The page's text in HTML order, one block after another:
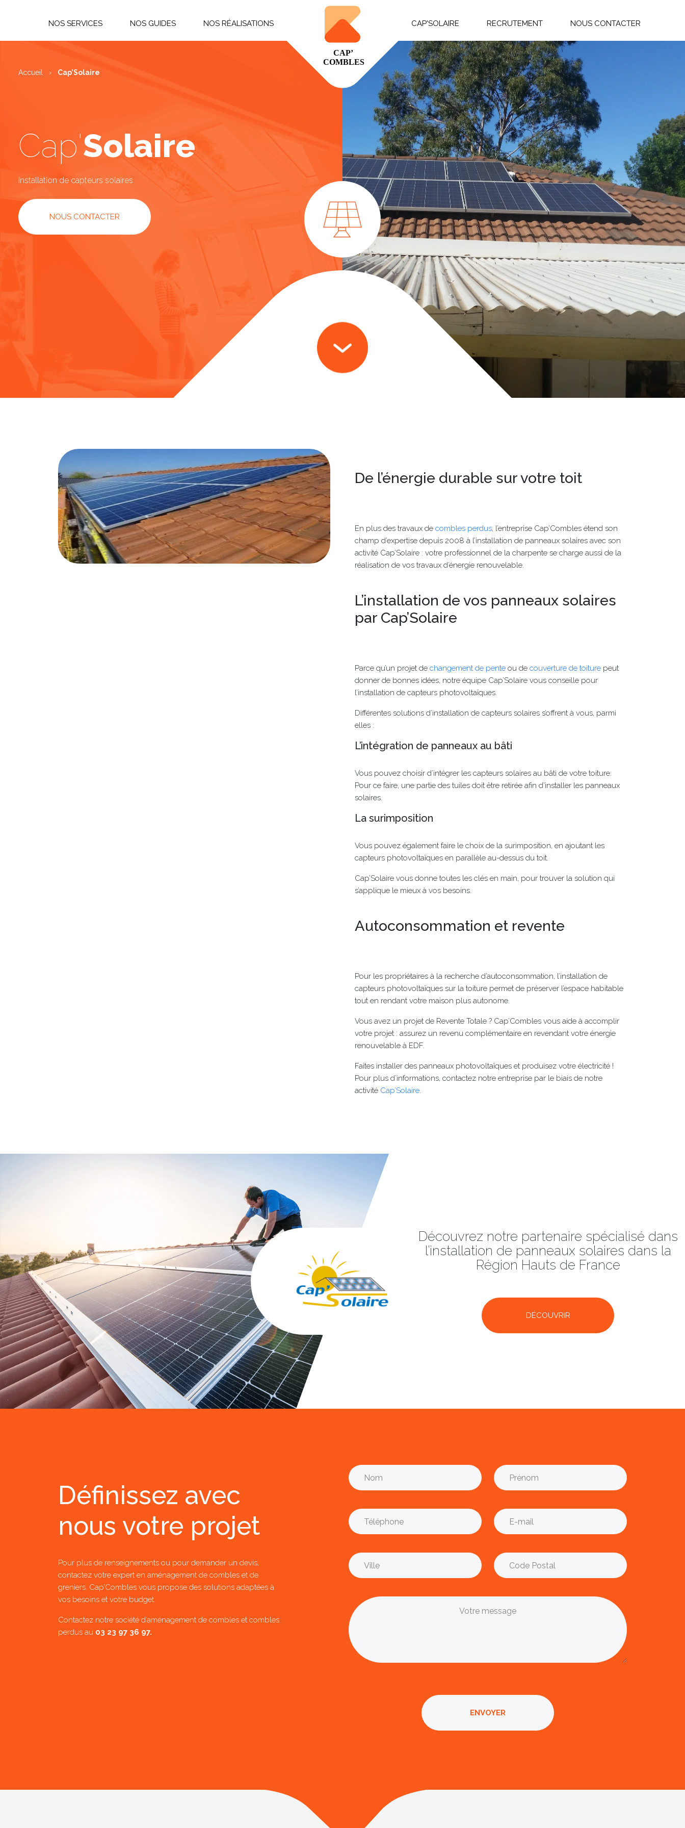
NOS SERVICES
Couverture de toiture
Isolation, plâtrerie & étanchéité
Poêle à bois
NOS GUIDES NOS RÉALISATIONS CAP'SOLAIRE RECRUTEMENT NOUS CONTACTER
Accueil › Cap’Solaire
Cap'Solaire
Installation de capteurs solaires
NOUS CONTACTER
De l’énergie durable sur votre toit
En plus des travaux de combles perdus, l’entreprise Cap’Combles étend son
champ d’expertise depuis 2008 à l’installation de panneaux solaires avec son
activité Cap’Solaire : votre professionnel de la charpente se charge aussi de la
réalisation de vos travaux d’énergie renouvelable.
L’installation de vos panneaux solaires
par Cap’Solaire
Parce qu’un projet de changement de pente ou de couverture de toiture peut
donner de bonnes idées, notre équipe Cap’Solaire vous conseille pour
l’installation de capteurs photovoltaïques.
Différentes solutions d’installation de capteurs solaires s’offrent à vous, parmi
elles :
L’intégration de panneaux au bâti
Vous pouvez choisir d’intégrer les capteurs solaires au bâti de votre toiture.
Pour ce faire, une partie des tuiles doit être retirée afin d’installer les panneaux
solaires.
La surimposition
Vous pouvez également faire le choix de la surimposition, en ajoutant les
capteurs photovoltaïques en parallèle au-dessus du toit.
Cap’Solaire vous donne toutes les clés en main, pour trouver la solution qui
s’applique le mieux à vos besoins.
Autoconsommation et revente
Pour les propriétaires à la recherche d’autoconsommation, l’installation de
capteurs photovoltaïques sur la toiture permet de préserver l’espace habitable
tout en rendant votre maison plus autonome.
Vous avez un projet de Revente Totale ? Cap’Combles vous aide à accomplir
votre projet : assurez un revenu complémentaire en revendant votre énergie
renouvelable à EDF.
Faites installer des panneaux photovoltaïques et produisez votre électricité !
Pour plus d’informations, contactez notre entreprise par le biais de notre
activité Cap’Solaire.
Découvrez notre partenaire spécialisé dans
l’installation de panneaux solaires dans la
Région Hauts de France
DÉCOUVRIR
Définissez avec
nous votre projet
Pour plus de renseignements ou pour demander un devis,
contactez votre expert en aménagement de combles et de
greniers. Cap’Combles vous propose des solutions adaptées à
vos besoins et votre budget.
Contactez notre société d’aménagement de combles et combles
perdus au 03 23 97 36 97.